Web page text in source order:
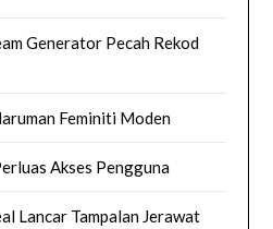
Generator Pecah Rekod
Feminiti Moden
Akses Pengguna
Lancar Tampalan Jerawat